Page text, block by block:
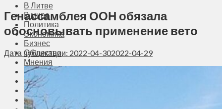
В Литве
В мире
Политика
Экономика
Бизнес
Общество
Мнения
Вильнюс
Клайпеда
Висагинас
Регионы
Генассамблея ООН обязала
обосновывать применение вето
Дата публикации: 2022-04-302022-04-29